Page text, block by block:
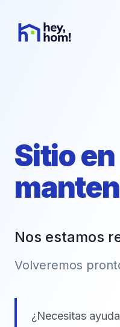
Sitio en
Nos estamos
Volveremos
¿Necesitas